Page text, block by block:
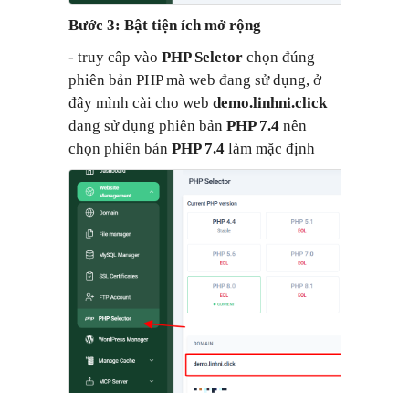
Bước 3: Bật tiện ích mở rộng
- truy câp vào PHP Seletor chọn đúng
phiên bản PHP mà web đang sử dụng, ở
đây mình cài cho web demo.linhni.click
đang sử dụng phiên bản PHP 7.4 nên
chọn phiên bản PHP 7.4 làm mặc định